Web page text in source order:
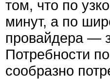
том, что по
минут, а по
провайдера —
Потребности
сообразно